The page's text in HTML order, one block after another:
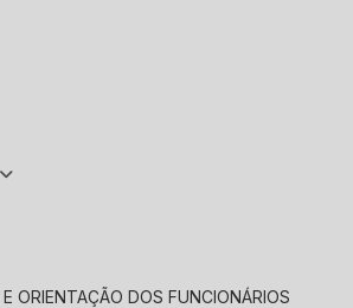
ORIENTAÇÃO DOS FUNCIONÁRIOS